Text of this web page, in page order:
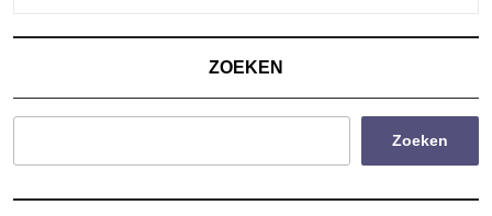
ZOEKEN
Zoeken